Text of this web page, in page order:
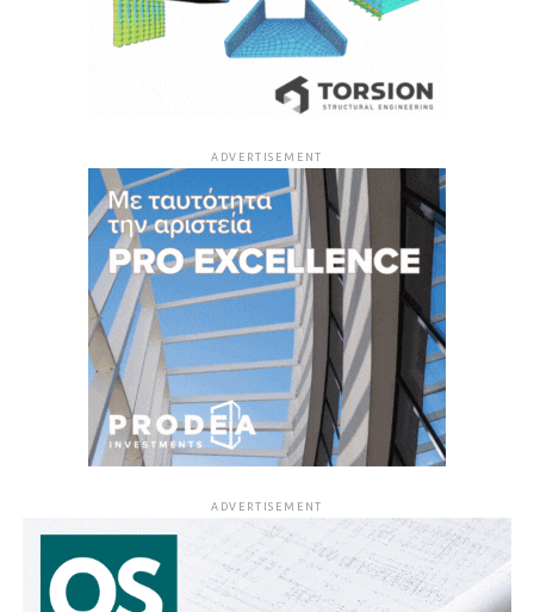
ADVERTISEMENT
ADVERTISEMENT